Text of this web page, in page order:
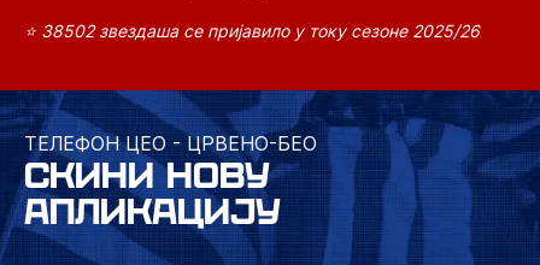
⭐ 38502 звездаша се пријавило у току сезоне 2025/26
ТЕЛЕФОН ЦЕО - ЦРВЕНО-БЕО
СКИНИ НОВУ
АПЛИКАЦИЈУ